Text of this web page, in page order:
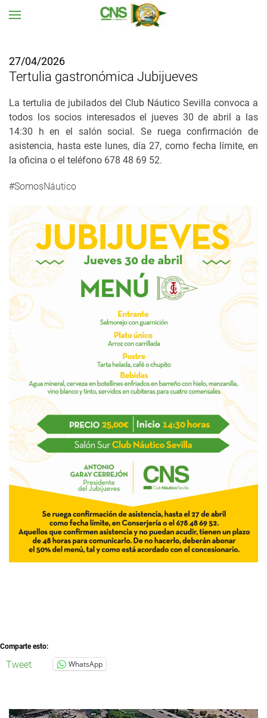
27/04/2026
Tertulia gastronómica Jubijueves
La tertulia de jubilados del Club Náutico Sevilla convoca a
todos los socios interesados el jueves 30 de abril a las
14:30 h en el salón social. Se ruega confirmación de
asistencia, hasta este lunes, día 27, como fecha límite, en
la oficina o el teléfono 678 48 69 52.
#SomosNáutico
Comparte esto:
Tweet WhatsApp